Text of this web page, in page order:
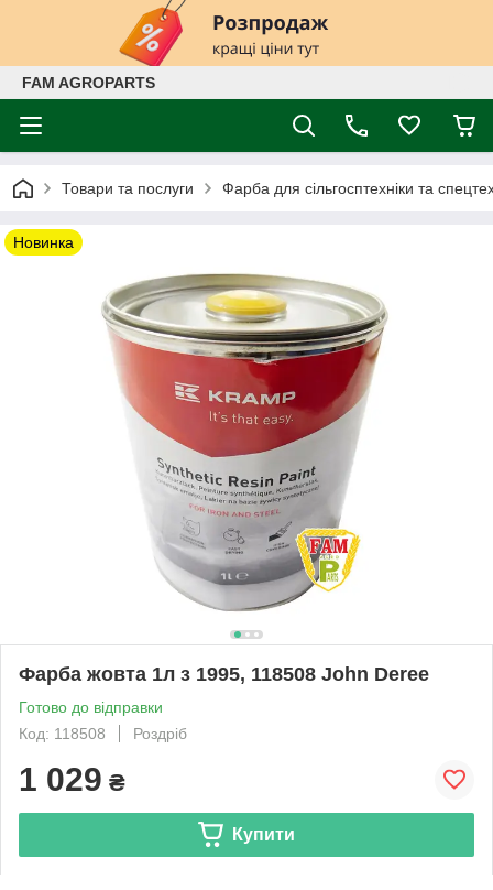
FAM AGROPARTS
Товари та послуги Фарба для сільгосптехніки та
Новинка
Фарба жовта 1л з 1995, 118508 John Deree
Готово до відправки
Код: 118508
Роздріб
1 029 ₴
Купити